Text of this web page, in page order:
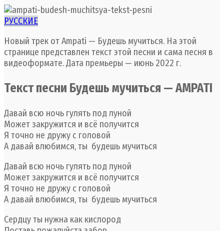
РУССКИЕ
Новый трек от Ampati — Будешь мучиться. На этой
странице представлен текст этой песни и сама песня в
видеоформате. Дата премьеры — июнь 2022 г.
Текст песни Будешь мучиться — AMPATI
Давай всю ночь гулять под луной
Может закружится и всё получится
Я точно не дружу с головой
А давай влюбимся, ты будешь мучиться
Давай всю ночь гулять под луной
Может закружится и всё получится
Я точно не дружу с головой
А давай влюбимся, ты будешь мучиться
Сердцу ты нужна как кислород